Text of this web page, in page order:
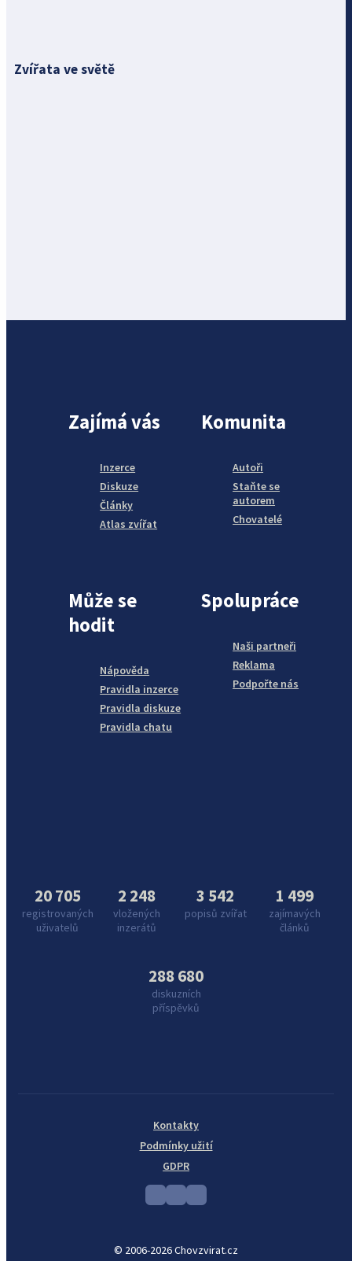
Zvířata ve světě
Zajímá vás
Inzerce
Diskuze
Články
Atlas zvířat
Komunita
Autoři
Staňte se
autorem
Chovatelé
Může se
hodit
Nápověda
Pravidla inzerce
Pravidla diskuze
Pravidla chatu
Spolupráce
Naši partneři
Reklama
Podpořte nás
20 705
registrovaných
uživatelů
2 248
vložených
inzerátů
3 542
popisů zvířat
1 499
zajímavých
článků
288 680
diskuzních
příspěvků
© 2006-2026 Chovzvirat.cz
Kontakty
Podmínky užití
GDPR